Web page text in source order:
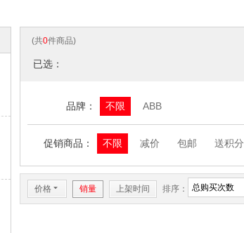
(共0件商品)
已选：
品牌： 不限 ABB
促销商品： 不限 减价 包邮 送积分
价格 6 销量 上架时间 排序：